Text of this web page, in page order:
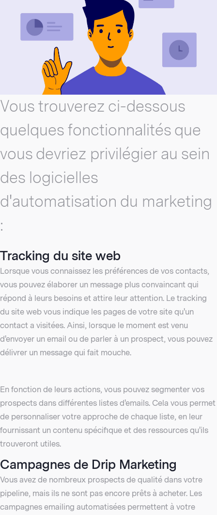
Vous trouverez ci-dessous
quelques fonctionnalités que
vous devriez privilégier au sein
des logicielles
d'automatisation du marketing
:
Tracking du site web
Lorsque vous connaissez les préférences de vos contacts,
vous pouvez élaborer un message plus convaincant qui
répond à leurs besoins et attire leur attention. Le tracking
du site web vous indique les pages de votre site qu'un
contact a visitées. Ainsi, lorsque le moment est venu
d'envoyer un email ou de parler à un prospect, vous pouvez
délivrer un message qui fait mouche.
En fonction de leurs actions, vous pouvez segmenter vos
prospects dans différentes listes d'emails. Cela vous permet
de personnaliser votre approche de chaque liste, en leur
fournissant un contenu spécifique et des ressources qu'ils
trouveront utiles.
Campagnes de Drip Marketing
Vous avez de nombreux prospects de qualité dans votre
pipeline, mais ils ne sont pas encore prêts à acheter. Les
campagnes emailing automatisées permettent à votre